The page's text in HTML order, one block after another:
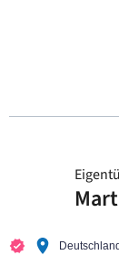
Deutschland